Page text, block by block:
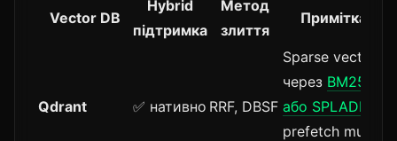
Vector DB
Hybrid
підтримка
Метод
злиття
Примітка
Qdrant ✅ нативно RRF, DBSF
Sparse vectors
через BM25
або SPLADE
prefetch multi-